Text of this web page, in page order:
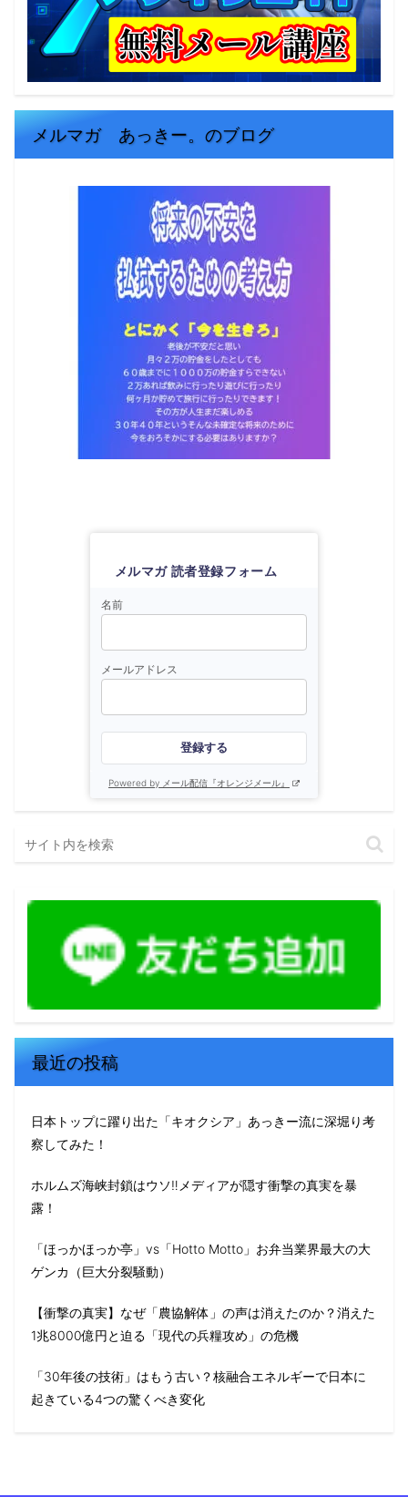
メルマガ あっきー。のブログ
メルマガ 読者登録フォーム
名前
メールアドレス
登録する
Powered by メール配信『オレンジメール』
最近の投稿
日本トップに躍り出た「キオクシア」あっきー流に深堀り考
察してみた！
ホルムズ海峡封鎖はウソ‼️メディアが隠す衝撃の真実を暴
露！
「ほっかほっか亭」vs「Hotto Motto」お弁当業界最大の大
ゲンカ（巨大分裂騒動）
【衝撃の真実】なぜ「農協解体」の声は消えたのか？消えた
1兆8000億円と迫る「現代の兵糧攻め」の危機
「30年後の技術」はもう古い？核融合エネルギーで日本に
起きている4つの驚くべき変化